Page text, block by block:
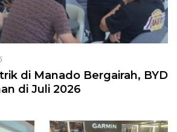
di Manado Bergairah, BYD
di Juli 2026